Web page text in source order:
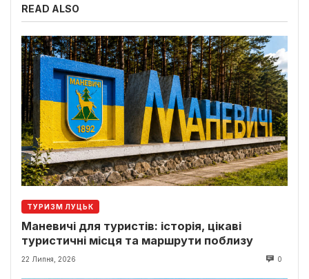
READ ALSO
ТУРИЗМ ЛУЦЬК
Маневичі для туристів: історія, цікаві
туристичні місця та маршрути поблизу
22 Липня, 2026 0